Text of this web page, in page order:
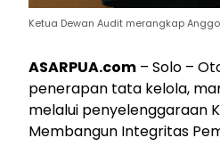
Ketua Dewan Audit merangkap
ASARPUA.com – Solo –
penerapan tata kelola,
melalui penyelenggaraan
Membangun Integritas